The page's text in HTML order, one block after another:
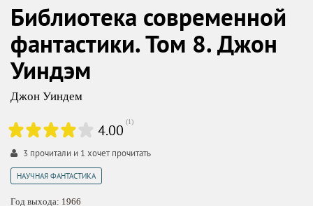
Библиотека современной
фантастики. Том 8. Джон
Уиндэм
Джон Уиндем
4.00 (1)
3 прочитали и 1 хочет прочитать
НАУЧНАЯ ФАНТАСТИКА
Год выхода: 1966